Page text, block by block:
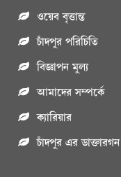
ওয়েব বৃত্তান্ত
চাঁদপুর পরিচিতি
বিজ্ঞাপন মুল্য
আমাদের সম্পর্কে
ক্যারিয়ার
চাঁদপুর এর ডাক্তারগন